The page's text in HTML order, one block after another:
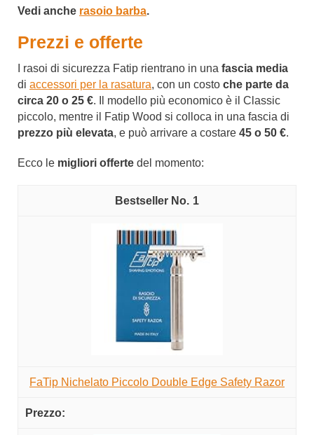
Vedi anche rasoio barba.
Prezzi e offerte
I rasoi di sicurezza Fatip rientrano in una fascia media
di accessori per la rasatura, con un costo che parte da
circa 20 o 25 €. Il modello più economico è il Classic
piccolo, mentre il Fatip Wood si colloca in una fascia di
prezzo più elevata, e può arrivare a costare 45 o 50 €.
Ecco le migliori offerte del momento:
1
FaTip Nichelato Piccolo Double Edge Safety Razor